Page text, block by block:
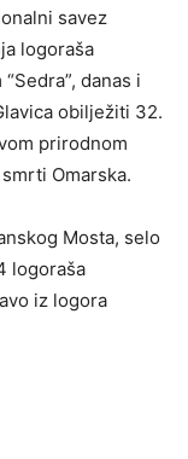
savez
logoraša
danas i
obilježiti 32.
prirodnom
Omarska.
Mosta, selo
logoraša
iz logora